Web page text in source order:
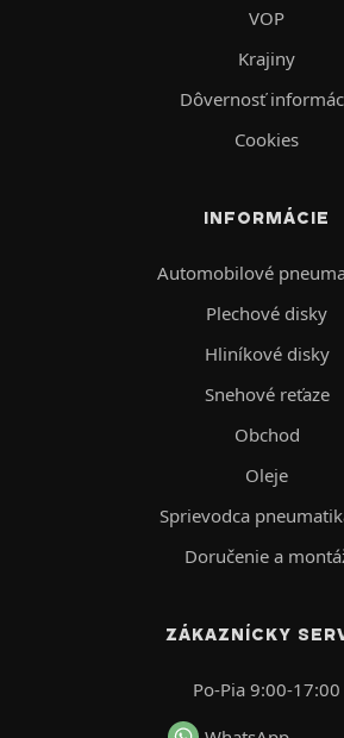
VOP
Krajiny
Dôvernosť
Cookies
INFORMÁCIE
Automobilové
Plechové disky
Hliníkové disky
Snehové reťaze
Obchod
Oleje
Sprievodca
Doručenie a
ZÁKAZNÍCKY
Po-Pia 9:00-17:00